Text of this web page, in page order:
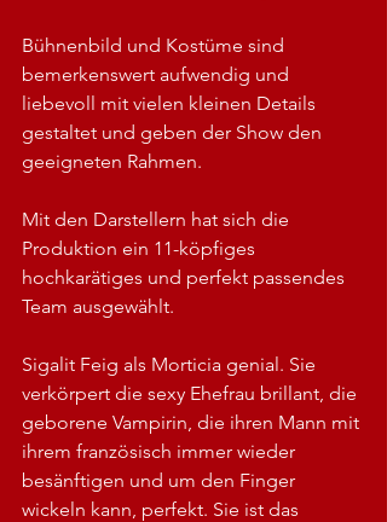
Bühnenbild und Kostüme sind
bemerkenswert aufwendig und
liebevoll mit vielen kleinen Details
gestaltet und geben der Show den
geeigneten Rahmen.
Mit den Darstellern hat sich die
Produktion ein 11-köpfiges
hochkarätiges und perfekt passendes
Team ausgewählt.
Sigalit Feig als Morticia genial. Sie
verkörpert die sexy Ehefrau brillant, die
geborene Vampirin, die ihren Mann mit
ihrem französisch immer wieder
besänftigen und um den Finger
wickeln kann, perfekt. Sie ist das